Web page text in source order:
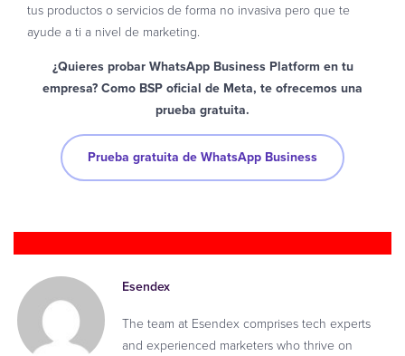
tus productos o servicios de forma no invasiva pero que te
ayude a ti a nivel de marketing.
¿Quieres probar WhatsApp Business Platform en tu
empresa? Como BSP oficial de Meta, te ofrecemos una
prueba gratuita.
Prueba gratuita de WhatsApp Business
Esendex
The team at Esendex comprises tech experts
and experienced marketers who thrive on